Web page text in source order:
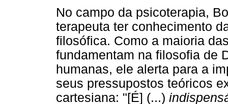
No campo da psicoterapia,
terapeuta ter conhecimento
filosófica. Como a maioria
fundamentam na filosofia de
humanas, ele alerta para a
seus pressupostos teóricos
cartesiana: "[É] (...)